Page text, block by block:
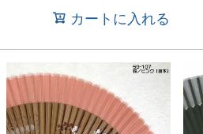
カートに入れる